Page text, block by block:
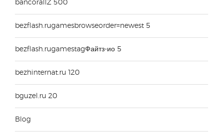
bancorallZ 500
bezflash.rugamesbrowseorder=newest 5
bezflash.rugamestagФайтз-ио 5
bezhinternat.ru 120
bguzel.ru 20
Blog